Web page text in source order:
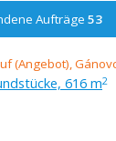
Aufträge 53
616 m2